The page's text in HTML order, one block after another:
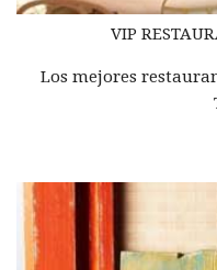
VIP
Los mejores